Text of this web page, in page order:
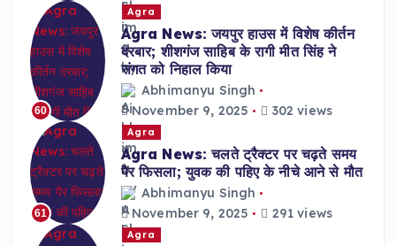
60
Agra
Agra News: जयपुर हाउस में विशेष कीर्तन
दरबार; शीशगंज साहिब के रागी मीत सिंह ने
संगत को निहाल किया
Abhimanyu Singh
November 9, 2025
302 views
61
Agra
Agra News: चलते ट्रैक्टर पर चढ़ते समय
पैर फिसला; युवक की पहिए के नीचे आने से मौत
Abhimanyu Singh
November 9, 2025
291 views
Agra